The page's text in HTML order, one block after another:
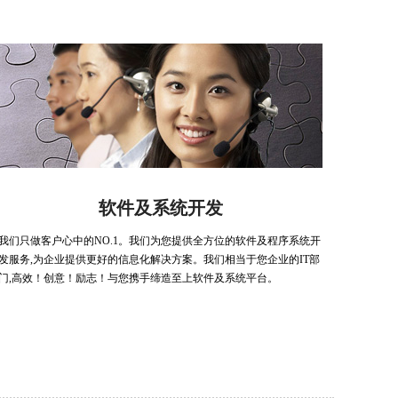
软件及系统开发
们只做客户心中的NO.1。我们为您提供全方位的软件及程序系统开
服务,为企业提供更好的信息化解决方案。我们相当于您企业的IT部
,高效！创意！励志！与您携手缔造至上软件及系统平台。